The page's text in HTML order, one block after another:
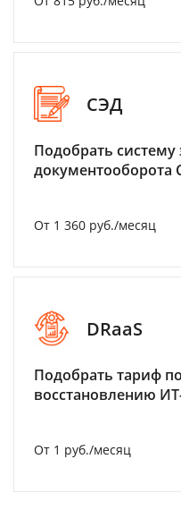
СЭД
Подобрать систему
документооборота
От 1 360 руб./месяц
DRaaS
Подобрать тариф
восстановлению
От 1 руб./месяц